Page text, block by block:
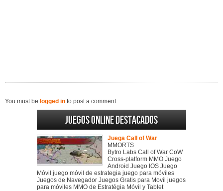
You must be logged in to post a comment.
Juegos online destacados
Juega Call of War
MMORTS
Bytro Labs Call of War CoW
Cross-platform MMO Juego
Android Juego IOS Juego
Móvil juego móvil de estrategia juego para móviles
Juegos de Navegador Juegos Gratis para Movil juegos
para móviles MMO de Estratégia Móvil y Tablet